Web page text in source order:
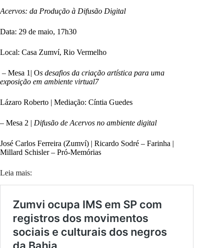
Acervos: da Produção à Difusão Digital
Data: 29 de maio, 17h30
Local: Casa Zumví, Rio Vermelho
– Mesa 1| Os desafios da criação artística para uma
exposição em ambiente virtual7
Lázaro Roberto | Mediação: Cíntia Guedes
– Mesa 2 | Difusão de Acervos no ambiente digital
José Carlos Ferreira (Zumví) | Ricardo Sodré – Farinha |
Millard Schisler – Pró-Memórias
Leia mais: